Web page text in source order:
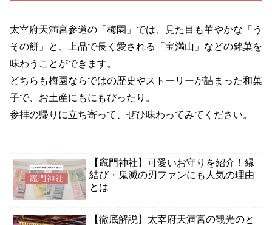
太宰府天満宮参道の「梅園」では、見た目も華やかな「う
その餅」と、上品で長く愛される「宝満山」などの銘菓を
味わうことができます。
どちらも梅園ならではの歴史やストーリーが詰まった和菓
子で、お土産にもにもぴったり。
参拝の帰りに立ち寄って、ぜひ味わってみてください。
【竈門神社】可愛いお守りを紹介！縁
結び・鬼滅の刃ファンにも人気の理由
とは
【徹底解説】太宰府天満宮の観光のと